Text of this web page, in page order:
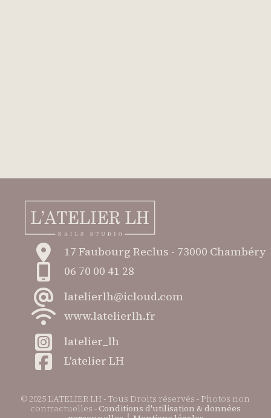
17 Faubourg Reclus - 73000 Chambéry
06 70 00 41 28
latelierlh@icloud.com
www.latelierlh.fr
latelier_lh
L'atelier LH
© 2025 L'ATELIER LH - Tous Droits réservés - Photos non
contractuelles - Conditions d'utilisation & données